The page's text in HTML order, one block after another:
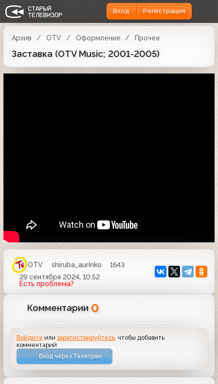
Вход Регистрация
Архив OTV Оформление Прочее
Заставка (OTV Music; 2001-2005)
OTV shiruba_aurinko
1643
29 сентября 2024, 10:52
Есть проблема?
Комментарии 0
Войдите илизарегистрируйтесь , чтобы добавить
комментарий
Вход через Телеграм